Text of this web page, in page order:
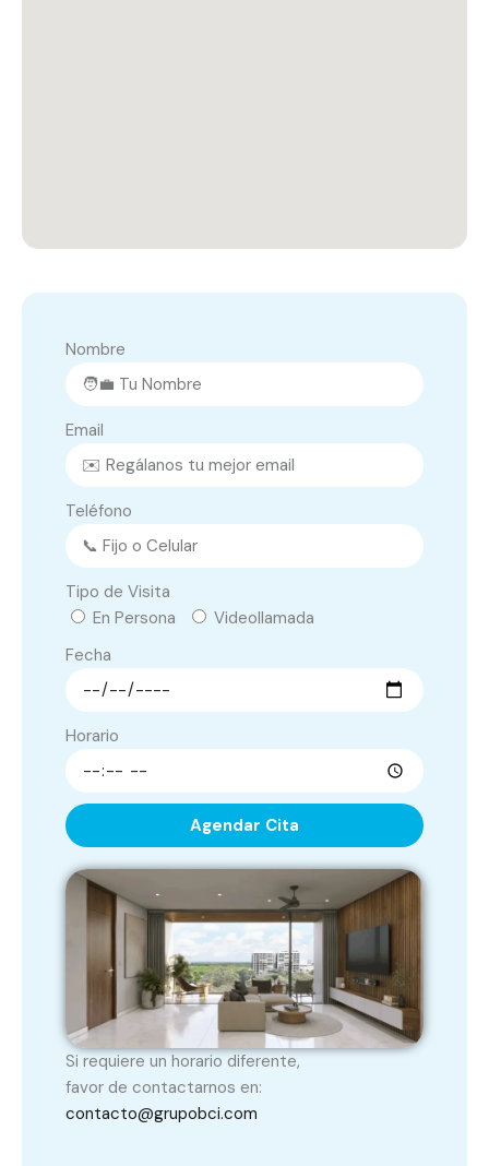
Nombre
Email
Teléfono
Tipo de Visita
En Persona
Videollamada
Fecha
Horario
Agendar Cita
Si requiere un horario diferente,
favor de contactarnos en:
contacto@grupobci.com